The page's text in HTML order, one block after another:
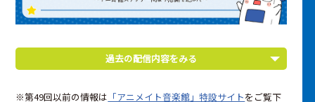
過去の配信内容をみる
※第49回以前の情報は 「アニメイト音楽館」特設サイトをご覧下